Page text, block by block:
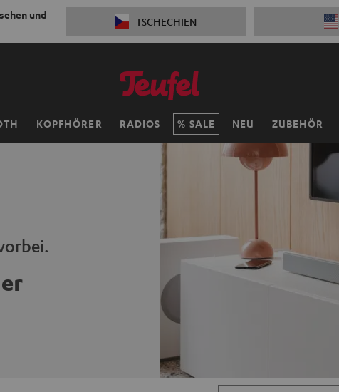
und
TSCHECHIEN
KOPFHÖRER RADIOS SALE NEU ZUBEHÖR